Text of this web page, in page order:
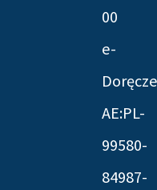
00
e-
AE:PL-
99580-
84987-